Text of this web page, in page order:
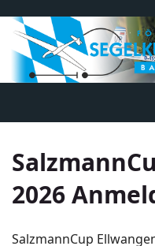
2026
SalzmannCup